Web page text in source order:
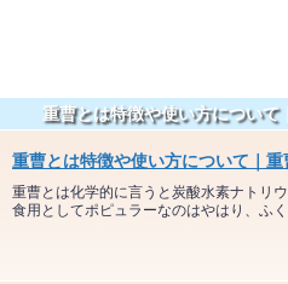
重曹とは特徴や使い方について
重曹とは特徴や使い方について｜重
重曹とは化学的に言うと炭酸水素ナトリ
食用としてポピュラーなのはやはり、ふく